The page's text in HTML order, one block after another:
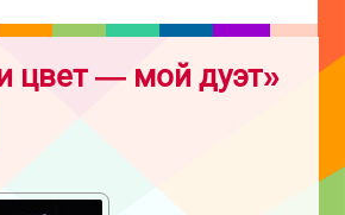
цвет — мой дуэт»